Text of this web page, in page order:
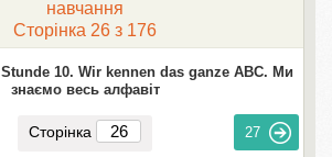
навчання
Сторінка 26 з 176
Stunde 10. Wir kennen das ganze ABC. Ми
знаємо весь алфавіт
Сторінка 27